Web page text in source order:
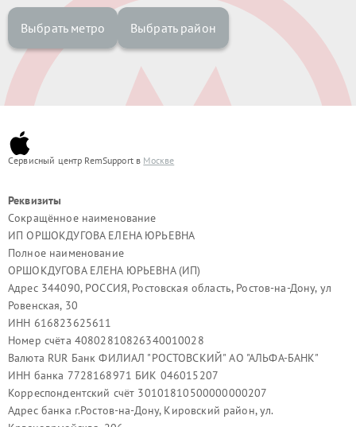
Выбрать метро Выбрать район
Сервисный центр RemSupport в Москве
Реквизиты
Сокращённое наименование
ИП ОРШОКДУГОВА ЕЛЕНА ЮРЬЕВНА
Полное наименование
ОРШОКДУГОВА ЕЛЕНА ЮРЬЕВНА (ИП)
Адрес 344090, РОССИЯ, Ростовская область, Ростов-на-Дону, ул
Ровенская, 30
ИНН 616823625611
Номер счёта 40802810826340010028
Валюта RUR Банк ФИЛИАЛ "РОСТОВСКИЙ" АО "АЛЬФА-БАНК"
ИНН банка 7728168971 БИК 046015207
Корреспондентский счёт 30101810500000000207
Адрес банка г.Ростов-на-Дону, Кировский район, ул.